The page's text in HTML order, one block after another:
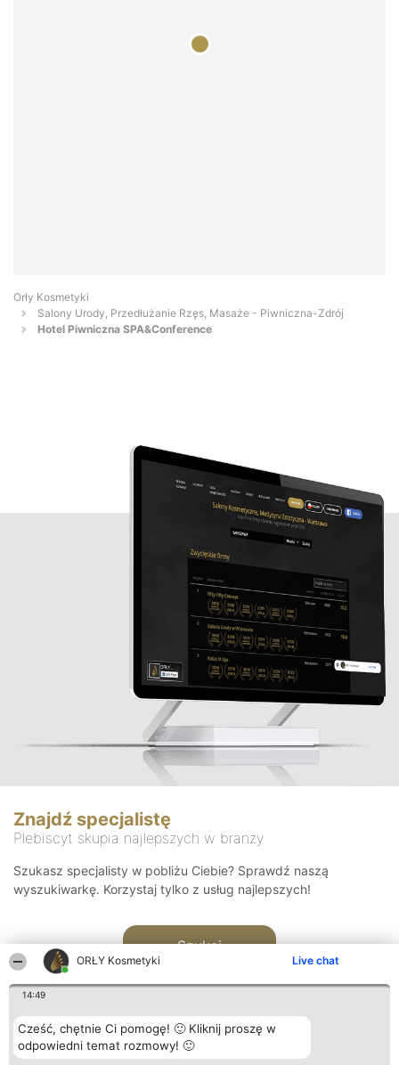
ORŁY Kosmetyki Live chat
14:49
Cześć, chętnie Ci pomogę! 🙂 Kliknij proszę w
odpowiedni temat rozmowy! 🙂
Orły Kosmetyki
Salony Urody, Przedłużanie Rzęs, Masaże - Piwniczna-Zdrój
Hotel Piwniczna SPA&Conference
Znajdź specjalistę
Plebiscyt skupia najlepszych w branży
Szukasz specjalisty w pobliżu Ciebie? Sprawdź naszą
wyszukiwarkę. Korzystaj tylko z usług najlepszych!
Szukaj